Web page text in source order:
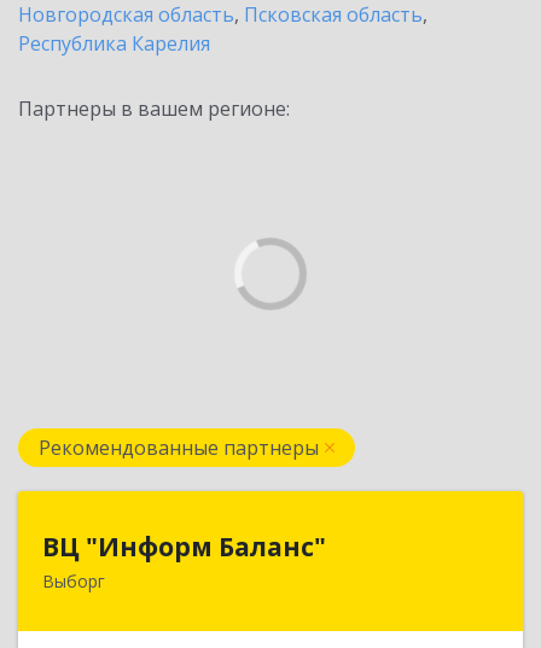
Новгородская область, Псковская область,
Республика Карелия
Партнеры в вашем регионе:
Рекомендованные партнеры
ВЦ "Информ Баланс"
Выборг188800, Ленинградская обл, Выборгский р-н,